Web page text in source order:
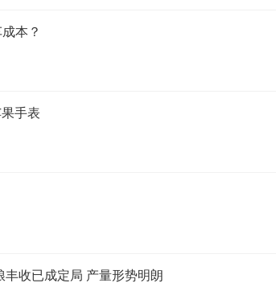
本？
手表
收已成定局 产量形势明朗